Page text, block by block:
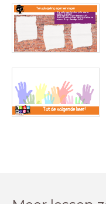
Terugkoppeling eigen leervragen
Op welke vragen hebben jullie deze les
antwoord gekregen?
Welke vragen zijn nog onbeantwoord?
Hoe kun je ervoor zorgen dat je toch achter het
antwoord op deze vragen komt?
Tot de volgende keer!